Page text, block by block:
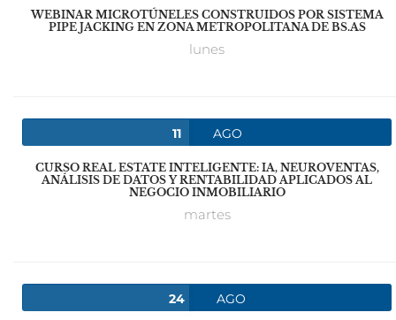
WEBINAR MICROTÚNELES CONSTRUIDOS POR SISTEMA
PIPE JACKING EN ZONA METROPOLITANA DE BS.AS
lunes
11 AGO
CURSO REAL ESTATE INTELIGENTE: IA, NEUROVENTAS,
ANÁLISIS DE DATOS Y RENTABILIDAD APLICADOS AL
NEGOCIO INMOBILIARIO
martes
24 AGO